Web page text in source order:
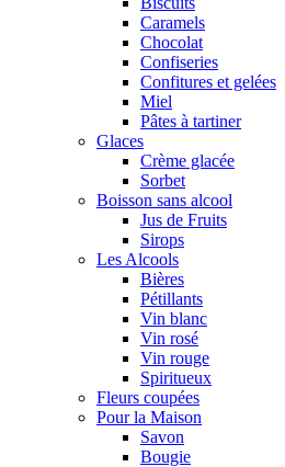
Caramels
Chocolat
Confiseries
Confitures et gelées
Miel
Pâtes à tartiner
Glaces
Crème glacée
Sorbet
Boisson sans alcool
Jus de Fruits
Sirops
Les Alcools
Bières
Pétillants
Vin blanc
Vin rosé
Vin rouge
Spiritueux
Fleurs coupées
Pour la Maison
Savon
Bougie